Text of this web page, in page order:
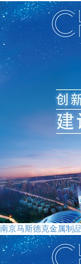
南京马斯德克金属制